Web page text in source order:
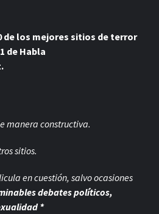
de los mejores sitios de terror
de Habla
manera constructiva.
sitios.
en cuestión, salvo ocasiones
debates políticos,
*